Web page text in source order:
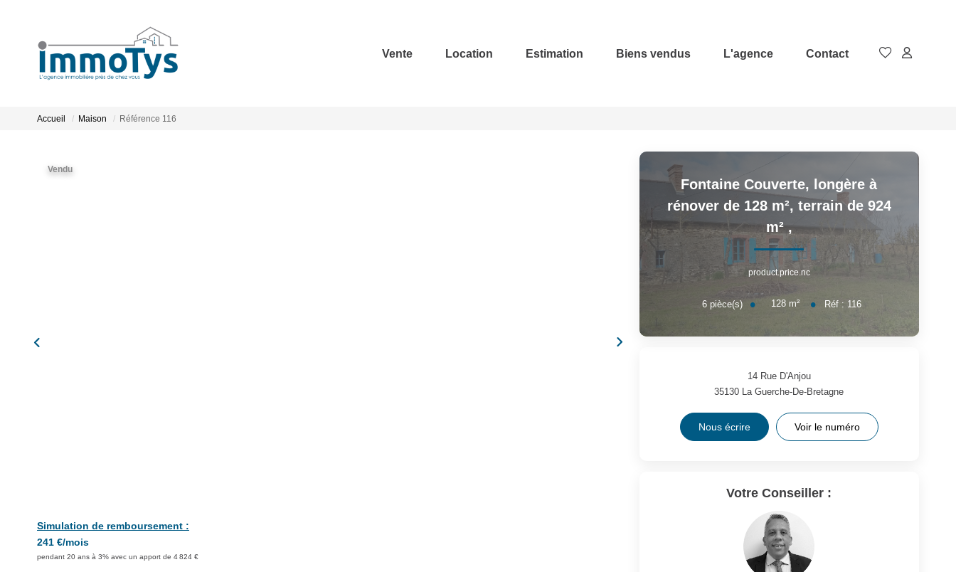
Vente Location Estimation Biens vendus L'agence Contact
Accueil Maison Référence 116
Vendu
Simulation de remboursement :
241 €/mois
pendant 20 ans à 3% avec un apport de 4 824 €
Fontaine Couverte, longère à
rénover de 128 m², terrain de 924
m²,
product.price.nc
6pièce(s) 128 m² Réf : 116
14 Rue D'Anjou
35130 La Guerche-De-Bretagne
Nous écrire Voir le numéro
Votre Conseiller :